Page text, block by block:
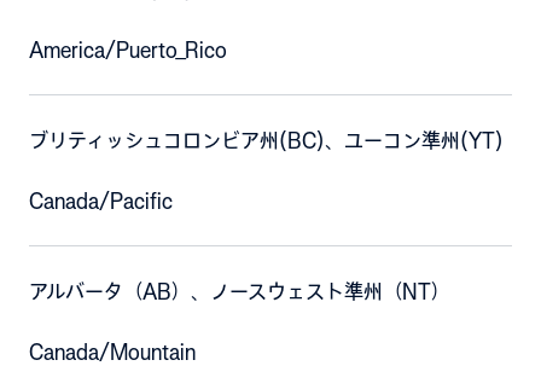
America/Puerto_Rico
ブリティッシュコロンビア州(BC)、ユーコン準州(YT)
Canada/Pacific
アルバータ（AB）、ノースウェスト準州（NT）
Canada/Mountain